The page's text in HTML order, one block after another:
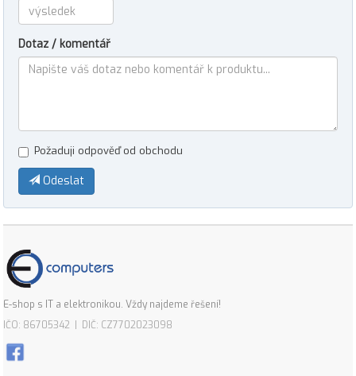
Dotaz / komentář
Požaduji odpověď od obchodu
Odeslat
E-shop s IT a elektronikou. Vždy najdeme řešení!
IČO: 86705342 | DIČ: CZ7702023098